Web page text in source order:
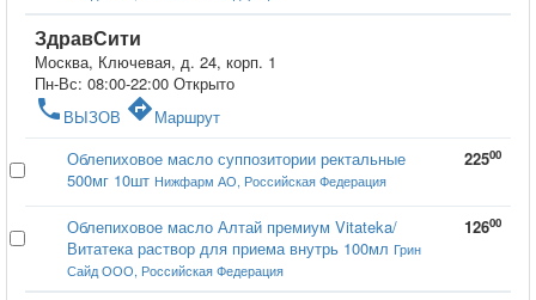
ЗдравСити
Москва, Ключевая, д. 24, корп. 1
Пн-Вс: 08:00-22:00 Открыто
phone ВЫЗОВ directionsМаршрут
Облепиховое масло суппозитории ректальные
500мг 10шт Нижфарм АО, Российская Федерация
22500
Облепиховое масло Алтай премиум Vitateka/
Витатека раствор для приема внутрь 100мл Грин
Сайд ООО, Российская Федерация
12600